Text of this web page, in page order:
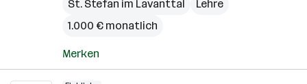
St. Stefan im Lavanttal
Lehre
1.000 € monatlich
Merken